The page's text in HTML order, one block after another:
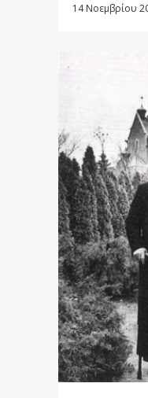
14 Νοεμβρίου